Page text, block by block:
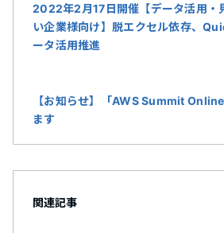
2022年2月17日開催【データ活用・
い企業様向け】脱エクセル依存、
ータ活用推進
【お知らせ】「AWS Summit
ます
関連記事